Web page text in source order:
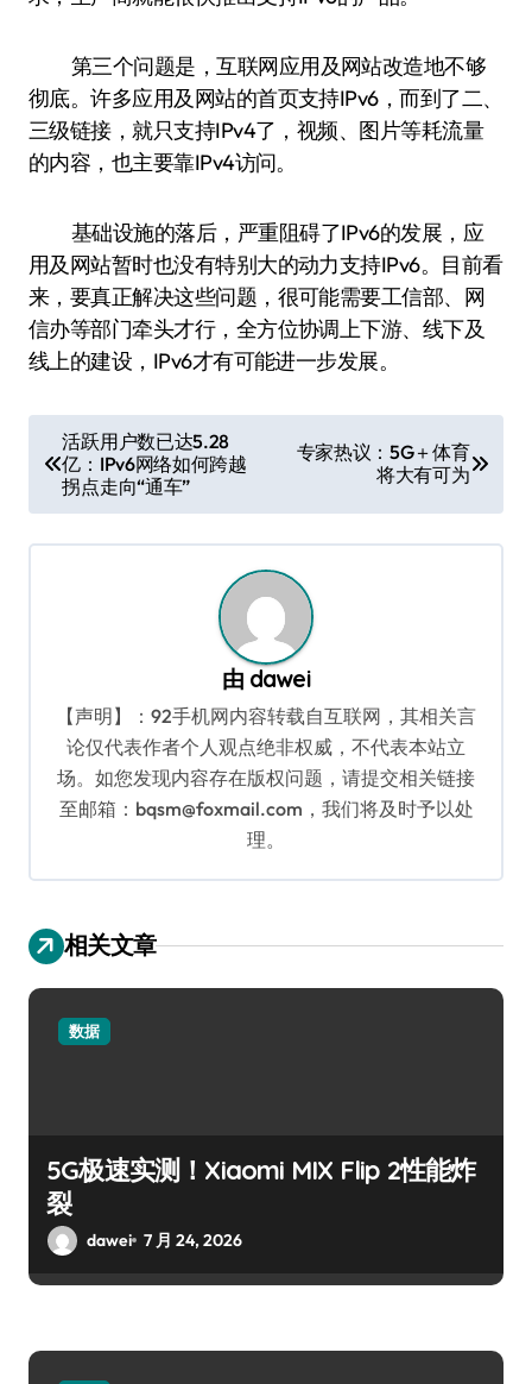
第三个问题是，互联网应用及网站改造地不够
彻底。许多应用及网站的首页支持IPv6，而到了二、
三级链接，就只支持IPv4了，视频、图片等耗流量
的内容，也主要靠IPv4访问。
基础设施的落后，严重阻碍了IPv6的发展，应
用及网站暂时也没有特别大的动力支持IPv6。目前看
来，要真正解决这些问题，很可能需要工信部、网
信办等部门牵头才行，全方位协调上下游、线下及
线上的建设，IPv6才有可能进一步发展。
章
导
航
活跃用户数已达5.28
亿：IPv6网络如何跨越
拐点走向“通车”
专家热议：5G＋体育
将大有可为
由 dawei
【声明】：92手机网内容转载自互联网，其相关言
论仅代表作者个人观点绝非权威，不代表本站立
场。如您发现内容存在版权问题，请提交相关链接
至邮箱：bqsm@foxmail.com，我们将及时予以处
理。
相关文章
数据
5G极速实测！Xiaomi MIX Flip 2性能炸
裂
dawei 7 月 24, 2026